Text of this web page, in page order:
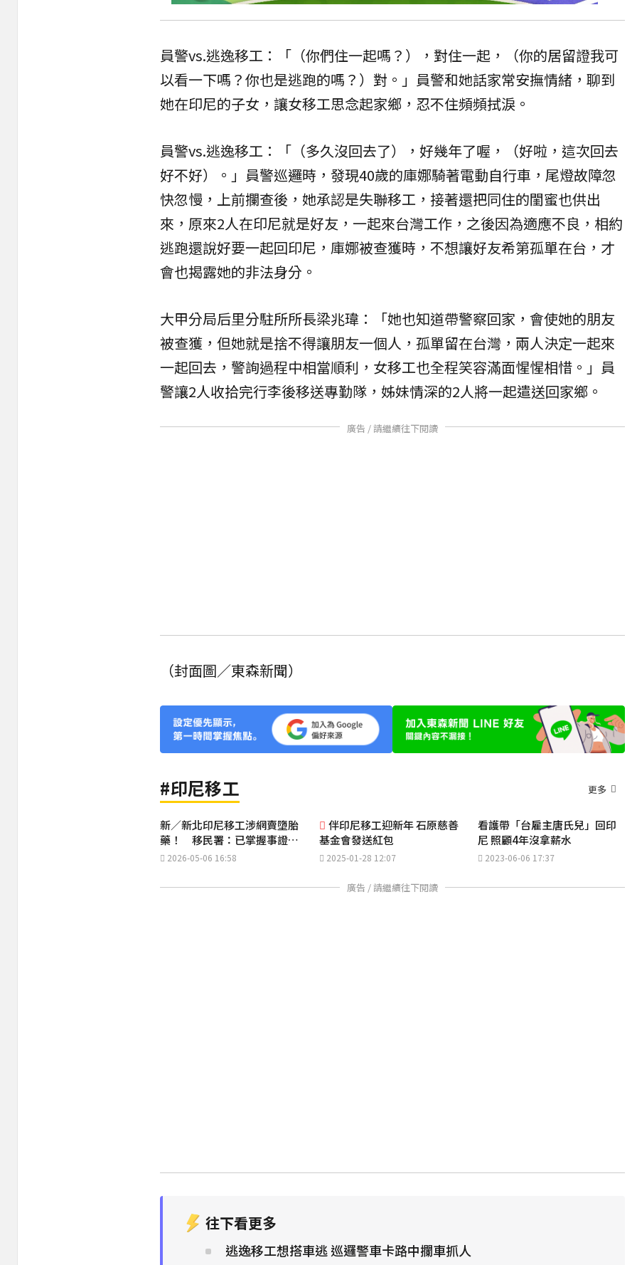
員警vs.逃逸移工：「（你們住一起嗎？），對住一起，（你的居留證我可
以看一下嗎？你也是逃跑的嗎？）對。」員警和她話家常安撫情緒，聊到
她在印尼的子女，讓女移工思念起家鄉，忍不住頻頻拭淚。
員警vs.逃逸移工：「（多久沒回去了），好幾年了喔，（好啦，這次回去
好不好）。」員警巡邏時，發現40歲的庫娜騎著電動自行車，尾燈故障忽
快忽慢，上前攔查後，她承認是失聯移工，接著還把同住的閨蜜也供出
來，原來2人在印尼就是好友，一起來台灣工作，之後因為適應不良，相約
逃跑還說好要一起回印尼，庫娜被查獲時，不想讓好友希第孤單在台，才
會也揭露她的非法身分。
大甲分局后里分駐所所長梁兆瑋：「她也知道帶警察回家，會使她的朋友
被查獲，但她就是捨不得讓朋友一個人，孤單留在台灣，兩人決定一起來
一起回去，警詢過程中相當順利，女移工也全程笑容滿面惺惺相惜。」員
警讓2人收拾完行李後移送專勤隊，姊妹情深的2人將一起遣送回家鄉。
廣告 / 請繼續往下閱讀
（封面圖／東森新聞）
#印尼移工 更多
新／新北印尼移工涉網賣墮胎
藥！ 移民署：已掌握事證嚴
查不貸
2026-05-06 16:58
伴印尼移工迎新年 石原慈善
基金會發送紅包
2025-01-28 12:07
看護帶「台雇主唐氏兒」回印
尼 照顧4年沒拿薪水
2023-06-06 17:37
廣告 / 請繼續往下閱讀
往下看更多
逃逸移工想搭車逃 巡邏警車卡路中攔車抓人